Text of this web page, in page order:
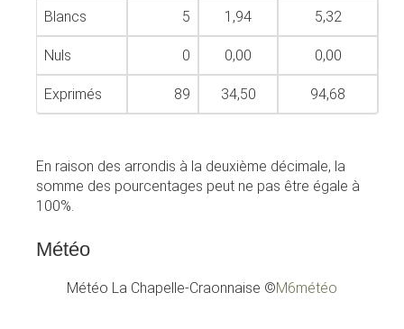
Blancs 5 1,94 5,32
Nuls 0 0,00 0,00
Exprimés 89 34,50 94,68
En raison des arrondis à la deuxième décimale, la
somme des pourcentages peut ne pas être égale à
100%.
Météo
Météo La Chapelle-Craonnaise ©M6météo